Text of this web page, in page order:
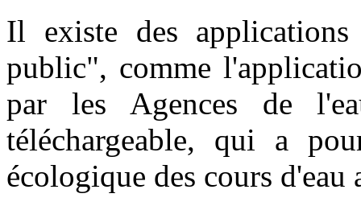
Il existe des
public", comme
par les Agences de
téléchargeable, qui a
écologique des cours